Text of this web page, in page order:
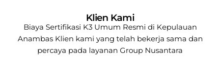
Klien Kami
Biaya Sertifikasi K3 Umum Resmi di Kepulauan
AnambasKlien kami yang telah bekerja sama dan
percaya pada layanan Group Nusantara